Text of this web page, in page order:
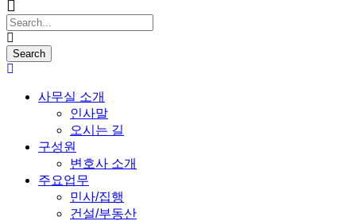
사무실 소개
인사말
오시는 길
구성원
변호사 소개
주요업무
민사/집행
건설/부동산